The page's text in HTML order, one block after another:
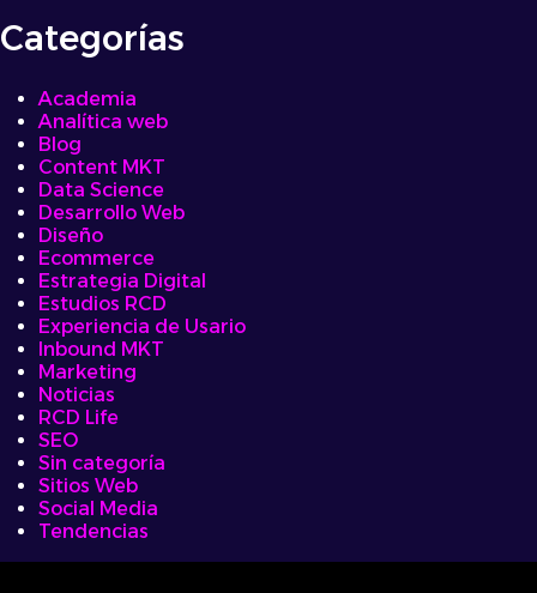
Categorías
Academia
Analítica web
Blog
Content MKT
Data Science
Desarrollo Web
Diseño
Ecommerce
Estrategia Digital
Estudios RCD
Experiencia de Usario
Inbound MKT
Marketing
Noticias
RCD Life
SEO
Sin categoría
Sitios Web
Social Media
Tendencias